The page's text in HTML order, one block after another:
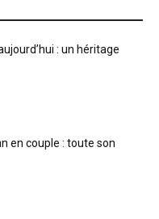
: un héritage
en couple : toute son